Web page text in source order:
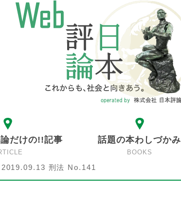
だけの!!記事 話題の本わしづかみ
BOOKS
2019.09.13 刑法 No.141